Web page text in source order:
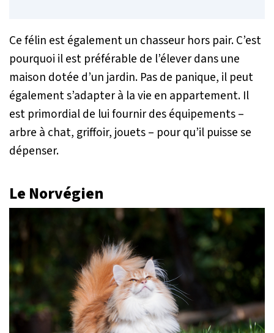
Ce félin est également un chasseur hors pair. C’est
pourquoi il est préférable de l’élever dans une
maison dotée d’un jardin. Pas de panique, il peut
également s’adapter à la vie en appartement. Il
est primordial de lui fournir des équipements –
arbre à chat, griffoir, jouets – pour qu’il puisse se
dépenser.
Le Norvégien